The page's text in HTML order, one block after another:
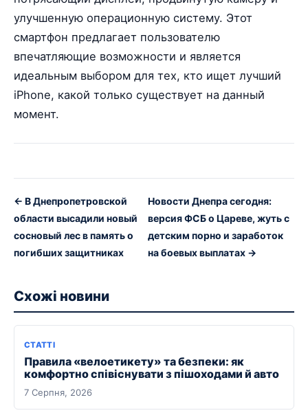
улучшенную операционную систему. Этот
смартфон предлагает пользователю
впечатляющие возможности и является
идеальным выбором для тех, кто ищет лучший
iPhone, какой только существует на данный
момент.
← В Днепропетровской
области высадили новый
сосновый лес в память о
погибших защитниках
Новости Днепра сегодня:
версия ФСБ о Цареве, жуть с
детским порно и заработок
на боевых выплатах →
Схожі новини
СТАТТІ
Правила «велоетикету» та безпеки: як
комфортно співіснувати з пішоходами й авто
7 Серпня, 2026